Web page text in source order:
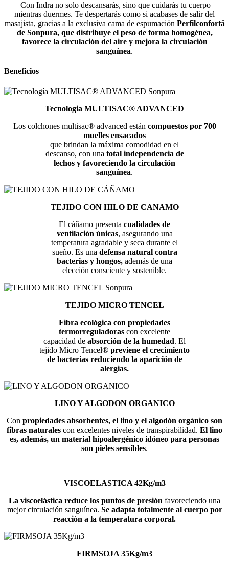
Con Indra no solo descansarás, sino que cuidarás tu cuerpo
mientras duermes. Te despertarás como si acabases de salir del
masajista, gracias a la exclusiva cama de espumación Perfilconfortâ
de Sonpura, que distribuye el peso de forma homogénea,
favorece la circulación del aire y mejora la circulación
sanguínea.
Beneficios
Tecnologia MULTISAC® ADVANCED
Los colchones multisac® advanced están compuestos por 700
muelles ensacados
que brindan la máxima comodidad en el
descanso, con una total independencia de
lechos y favoreciendo la circulación
sanguínea.
TEJIDO CON HILO DE CANAMO
El cáñamo presenta cualidades de
ventilación únicas, asegurando una
temperatura agradable y seca durante el
sueño. Es una defensa natural contra
bacterias y hongos, además de una
elección consciente y sostenible.
TEJIDO MICRO TENCEL
Fibra ecológica con propiedades
termorreguladoras con excelente
capacidad de absorción de la humedad. El
tejido Micro Tencel® previene el crecimiento
de bacterias reduciendo la aparición de
alergias.
LINO Y ALGODON ORGANICO
Con propiedades absorbentes, el lino y el algodón orgánico son
fibras naturales con excelentes niveles de transpirabilidad. El lino
es, además, un material hipoalergénico idóneo para personas
son pieles sensibles.
VISCOELASTICA 42Kg/m3
La viscoelástica reduce los puntos de presión favoreciendo una
mejor circulación sanguínea. Se adapta totalmente al cuerpo por
reacción a la temperatura corporal.
FIRMSOJA 35Kg/m3